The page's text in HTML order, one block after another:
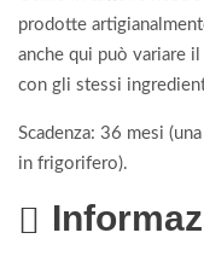
prodotte
anche qui può variare
con gli stessi
Scadenza: 36 mesi
in frigorifero).